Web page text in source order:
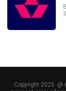
Copyright 2025.